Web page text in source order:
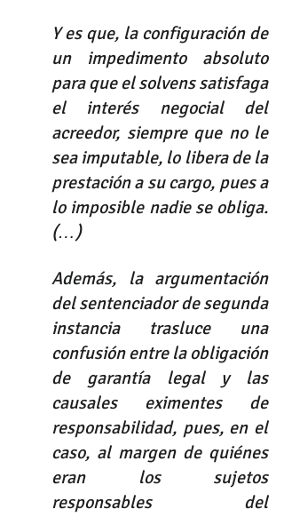
Y es que, la configuración de
un impedimento absoluto
para que el solvens satisfaga
el interés negocial del
acreedor, siempre que no le
sea imputable, lo libera de la
prestación a su cargo, pues a
lo imposible nadie se obliga.
(…)
Además, la argumentación
del sentenciador de segunda
instancia trasluce una
confusión entre la obligación
de garantía legal y las
causales eximentes de
responsabilidad, pues, en el
caso, al margen de quiénes
eran los sujetos
responsables del